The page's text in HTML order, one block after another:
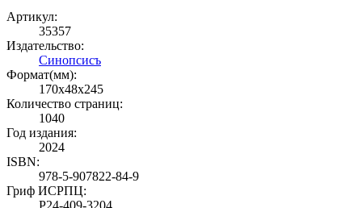
Артикул:
35357
Издательство:
Синопсисъ
Формат(мм):
170x48x245
Количество страниц:
1040
Год издания:
2024
ISBN:
978-5-907822-84-9
Гриф ИСРПЦ:
Р24-409-3204